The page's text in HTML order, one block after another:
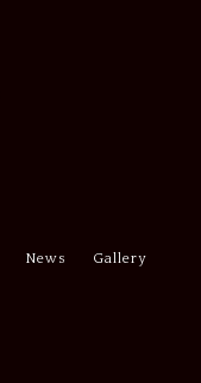
News
Gallery